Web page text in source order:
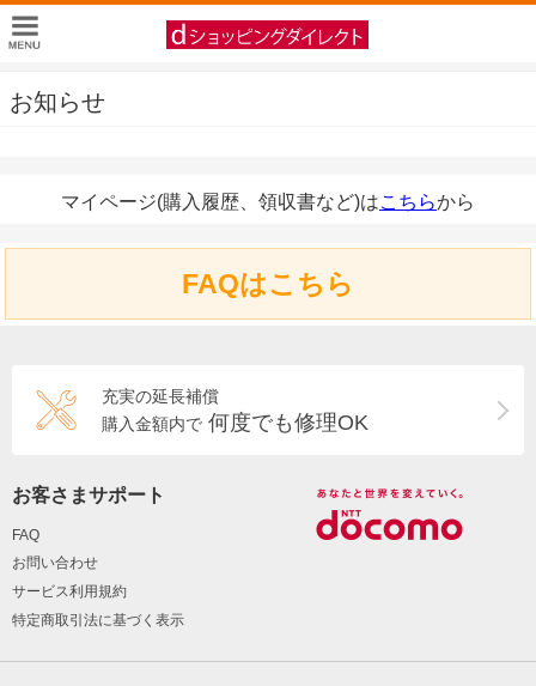
お知らせ
マイページ(購入履歴、領収書など)はこちらから
FAQはこちら
充実の延長補償
購入金額内で 何度でも修理OK
お客さまサポート
FAQ
お問い合わせ
サービス利用規約
特定商取引法に基づく表示